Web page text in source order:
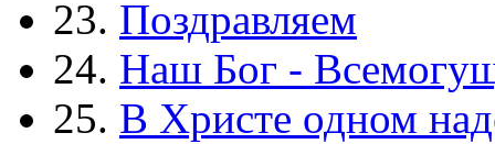
23. Поздравляем
24. Наш Бог -
25. В Христе одном